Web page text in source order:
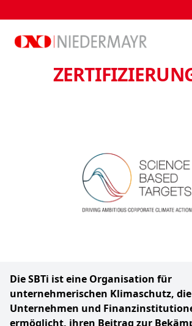
NIEDERMAYR
Die SBTi ist eine Organisation für
unternehmerischen Klimaschutz, die
Unternehmen und
ermöglicht, ihren Beitrag zur